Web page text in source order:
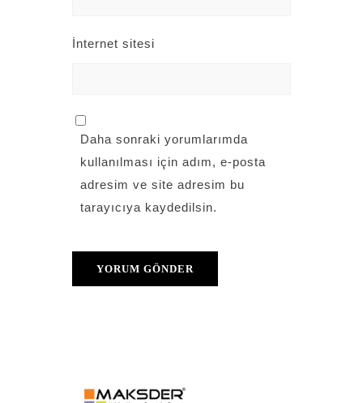
İnternet sitesi
Daha sonraki yorumlarımda
kullanılması için adım, e-posta
adresim ve site adresim bu
tarayıcıya kaydedilsin.